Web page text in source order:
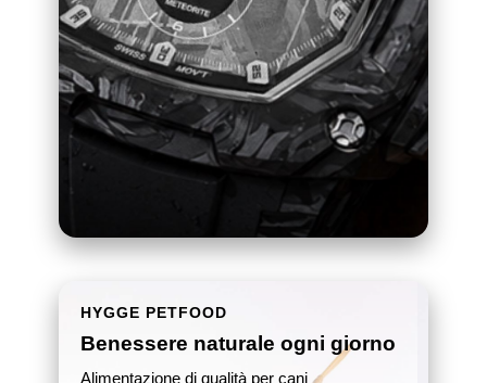
HYGGE PETFOOD
Benessere naturale ogni giorno
Alimentazione di qualità per cani